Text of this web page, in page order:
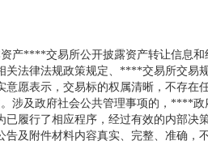
产****交易所公开披露资产转让信息
关法律法规政策规定、****交易所交易
意愿表示，交易标的权属清晰，不存
涉及政府社会公共管理事项的，****政
已履行了相应程序，经过有效的内部决
告及附件材料内容真实、完整、准确，